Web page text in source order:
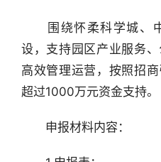
围绕怀柔科学城、中
设，支持园区产业服务
高效管理运营，按照招
超过1000万元资金支持。
申报材料内容：